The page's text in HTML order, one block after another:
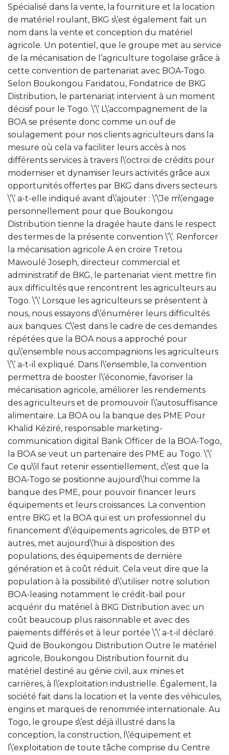
Spécialisé dans la vente, la fourniture et la location
de matériel roulant, BKG s\’est également fait un
nom dans la vente et conception du matériel
agricole. Un potentiel, que le groupe met au service
de la mécanisation de l’agriculture togolaise grâce à
cette convention de partenariat avec BOA-Togo.
Selon Boukongou Faridatou, Fondatrice de BKG
Distribution, le partenariat intervient à un moment
décisif pour le Togo. \’\’ L\’accompagnement de la
BOA se présente donc comme un ouf de
soulagement pour nos clients agriculteurs dans la
mesure où cela va faciliter leurs accès à nos
différents services à travers l\’octroi de crédits pour
moderniser et dynamiser leurs activités grâce aux
opportunités offertes par BKG dans divers secteurs
\’\’ a-t-elle indiqué avant d\’ajouter : \’\’Je m\’engage
personnellement pour que Boukongou
Distribution tienne la dragée haute dans le respect
des termes de la présente convention \’\’. Renforcer
la mécanisation agricole A en croire Tretou
Mawoulé Joseph, directeur commercial et
administratif de BKG, le partenariat vient mettre fin
aux difficultés que rencontrent les agriculteurs au
Togo. \’\’ Lorsque les agriculteurs se présentent à
nous, nous essayons d\’énumérer leurs difficultés
aux banques. C\’est dans le cadre de ces demandes
répétées que la BOA nous a approché pour
qu\’ensemble nous accompagnions les agriculteurs
\’\’ a-t-il expliqué. Dans l\’ensemble, la convention
permettra de booster l\’économie, favoriser la
mécanisation agricole, améliorer les rendements
des agriculteurs et de promouvoir l\’autosuffisance
alimentaire. La BOA ou la banque des PME Pour
Khalid Kéziré, responsable marketing-
communication digital Bank Officer de la BOA-Togo,
la BOA se veut un partenaire des PME au Togo. \’\’
Ce qu\’il faut retenir essentiellement, c\’est que la
BOA-Togo se positionne aujourd\’hui comme la
banque des PME, pour pouvoir financer leurs
équipements et leurs croissances. La convention
entre BKG et la BOA qui est un professionnel du
financement d\’équipements agricoles, de BTP et
autres, met aujourd\’hui à disposition des
populations, des équipements de dernière
génération et à coût réduit. Cela veut dire que la
population à la possibilité d\’utiliser notre solution
BOA-leasing notamment le crédit-bail pour
acquérir du matériel à BKG Distribution avec un
coût beaucoup plus raisonnable et avec des
paiements différés et à leur portée \’\’ a-t-il déclaré.
Quid de Boukongou Distribution Outre le matériel
agricole, Boukongou Distribution fournit du
matériel destiné au génie civil, aux mines et
carrières, à l\’exploitation industrielle. Également, la
société fait dans la location et la vente des véhicules,
engins et marques de renommée internationale. Au
Togo, le groupe s\’est déjà illustré dans la
conception, la construction, l\’équipement et
l\’exploitation de toute tâche comprise du Centre